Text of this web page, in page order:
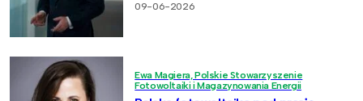
09-06-2026
Ewa Magiera, Polskie Stowarzyszenie
Fotowoltaiki i Magazynowania Energii